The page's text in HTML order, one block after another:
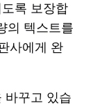
록 보장합
의 텍스트를
사에게 완
바꾸고 있습